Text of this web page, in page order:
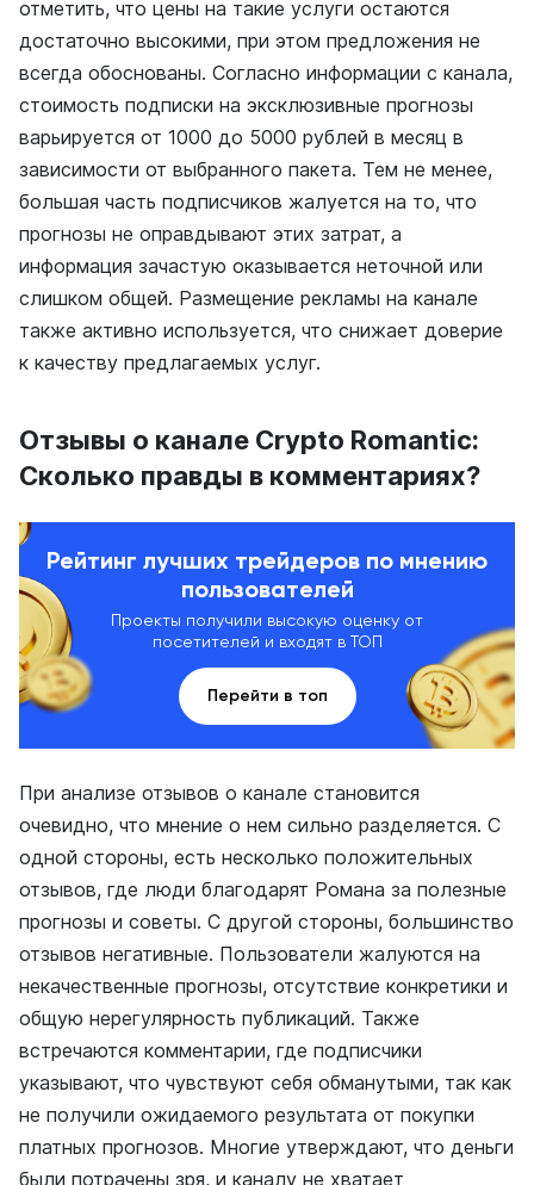
отметить, что цены на такие услуги остаются
достаточно высокими, при этом предложения не
всегда обоснованы. Согласно информации с канала,
стоимость подписки на эксклюзивные прогнозы
варьируется от 1000 до 5000 рублей в месяц в
зависимости от выбранного пакета. Тем не менее,
большая часть подписчиков жалуется на то, что
прогнозы не оправдывают этих затрат, а
информация зачастую оказывается неточной или
слишком общей. Размещение рекламы на канале
также активно используется, что снижает доверие
к качеству предлагаемых услуг.
Отзывы о канале Crypto Romantic:
Сколько правды в комментариях?
Рейтинг лучших трейдеров по мнению
пользователей
Проекты получили высокую оценку от
посетителей и входят в ТОП
Перейти в топ
При анализе отзывов о канале становится
очевидно, что мнение о нем сильно разделяется. С
одной стороны, есть несколько положительных
отзывов, где люди благодарят Романа за полезные
прогнозы и советы. С другой стороны, большинство
отзывов негативные. Пользователи жалуются на
некачественные прогнозы, отсутствие конкретики и
общую нерегулярность публикаций. Также
встречаются комментарии, где подписчики
указывают, что чувствуют себя обманутыми, так как
не получили ожидаемого результата от покупки
платных прогнозов. Многие утверждают, что деньги
были потрачены зря, и каналу не хватает